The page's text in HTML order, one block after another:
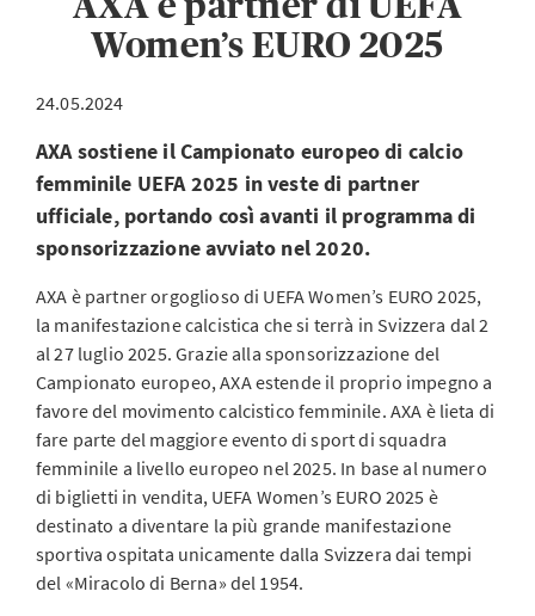
Women’s EURO 2025
24.05.2024
AXA sostiene il Campionato europeo di calcio
femminile UEFA 2025 in veste di partner
ufficiale, portando così avanti il programma di
sponsorizzazione avviato nel 2020.
AXA è partner orgoglioso di UEFA Women’s EURO 2025,
la manifestazione calcistica che si terrà in Svizzera dal 2
al 27 luglio 2025. Grazie alla sponsorizzazione del
Campionato europeo, AXA estende il proprio impegno a
favore del movimento calcistico femminile. AXA è lieta di
fare parte del maggiore evento di sport di squadra
femminile a livello europeo nel 2025. In base al numero
di biglietti in vendita, UEFA Women’s EURO 2025 è
destinato a diventare la più grande manifestazione
sportiva ospitata unicamente dalla Svizzera dai tempi
del «Miracolo di Berna» del 1954.